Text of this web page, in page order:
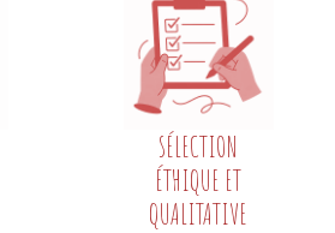
SÉLECTION
ÉTHIQUE ET
QUALITATIVE